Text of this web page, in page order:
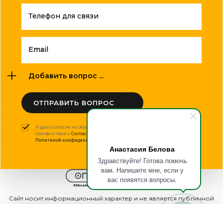
Анастасия Белова
Здравствуйте! Готова помочь
вам. Напишите мне, если у
вас появятся вопросы.
Телефон для связи
Email
Добавить вопрос ...
ОТПРАВИТЬ ВОПРОС
Я даю согласие на обработку моих персональных данных в
соответствии с Согласием на обработку персональных данных
Политикой конфиденциальности
Сайт носит информационный характер и не является публичной